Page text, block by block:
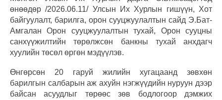
өнөөдөр /2026.06.11/ Улсын Их Хурлын гишүүн, Хот
байгуулалт, барилга, орон сууцжуулалтын сайд Э.Бат-
Амгалан Орон сууцжуулалтын тухай, Орон сууцны
санхүүжилтийн төрөлжсөн банкны тухай анхдагч
хуулийн төсөл өргөн мэдүүлэв.
Өнгөрсөн 20 гаруй жилийн хугацаанд зөвхөн
барилгын салбарын аж ахуйн нэгжүүдийн нуруун дээр
байсан асуудлыг төрөөс зөв бодлогоор дэмжих